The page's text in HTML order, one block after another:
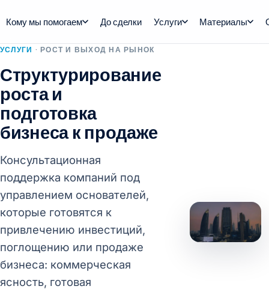
Кому мы помогаем До сделки Услуги Материалы
УСЛУГИ · РОСТ И ВЫХОД НА РЫНОК
Структурирование
роста и
подготовка
бизнеса к продаже
Консультационная
поддержка компаний под
управлением основателей,
которые готовятся к
привлечению инвестиций,
поглощению или продаже
бизнеса: коммерческая
ясность, готовая